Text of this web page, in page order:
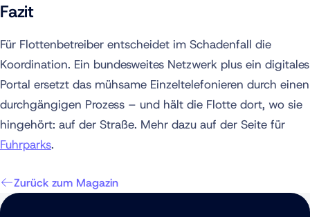
Fazit
Für Flottenbetreiber entscheidet im Schadenfall die
Koordination. Ein bundesweites Netzwerk plus ein digitales
Portal ersetzt das mühsame Einzeltelefonieren durch einen
durchgängigen Prozess – und hält die Flotte dort, wo sie
hingehört: auf der Straße. Mehr dazu auf der Seite für
Fuhrparks.
Zurück zum Magazin